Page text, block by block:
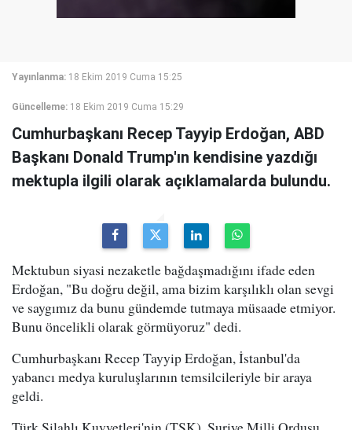
Yayınlanma: 18 Ekim 2019 Cuma 15:25
Güncelleme: 18 Ekim 2019 Cuma 15:29
Cumhurbaşkanı Recep Tayyip Erdoğan, ABD
Başkanı Donald Trump'ın kendisine yazdığı
mektupla ilgili olarak açıklamalarda bulundu.
Mektubun siyasi nezaketle bağdaşmadığını ifade eden
Erdoğan, "Bu doğru değil, ama bizim karşılıklı olan sevgi
ve saygımız da bunu gündemde tutmaya müsaade etmiyor.
Bunu öncelikli olarak görmüyoruz" dedi.
Cumhurbaşkanı Recep Tayyip Erdoğan, İstanbul'da
yabancı medya kuruluşlarının temsilcileriyle bir araya
geldi.